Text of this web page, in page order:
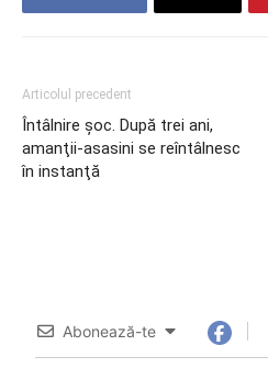
Articolul precedent
Întâlnire şoc. După trei ani,
amanţii-asasini se reîntâlnesc
în instanţă
Abonează-te